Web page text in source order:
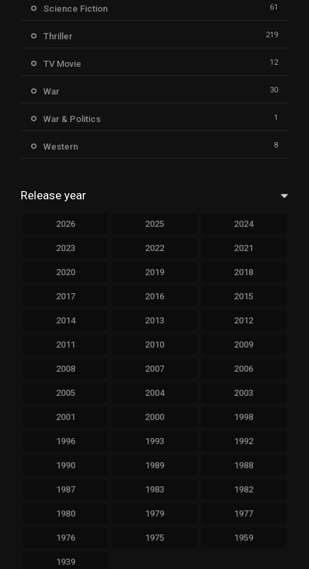
Science Fiction 61
Thriller 219
TV Movie 12
War 30
War & Politics 1
Western 8
Release year
2026 2025 2024
2023 2022 2021
2020 2019 2018
2017 2016 2015
2014 2013 2012
2011 2010 2009
2008 2007 2006
2005 2004 2003
2001 2000 1998
1996 1993 1992
1990 1989 1988
1987 1983 1982
1980 1979 1977
1976 1975 1959
1939